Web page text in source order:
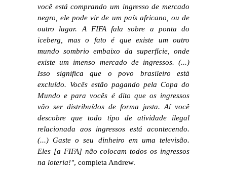
você está comprando um ingresso de mercado
negro, ele pode vir de um país africano, ou de
outro lugar. A FIFA fala sobre a ponta do
iceberg, mas o fato é que existe um outro
mundo sombrio embaixo da superfície, onde
existe um imenso mercado de ingressos. (...)
Isso significa que o povo brasileiro está
excluído. Vocês estão pagando pela Copa do
Mundo e para vocês é dito que os ingressos
vão ser distribuídos de forma justa. Aí você
descobre que todo tipo de atividade ilegal
relacionada aos ingressos está acontecendo.
(...) Gaste o seu dinheiro em uma televisão.
Eles [a FIFA] não colocam todos os ingressos
na loteria!", completa Andrew.